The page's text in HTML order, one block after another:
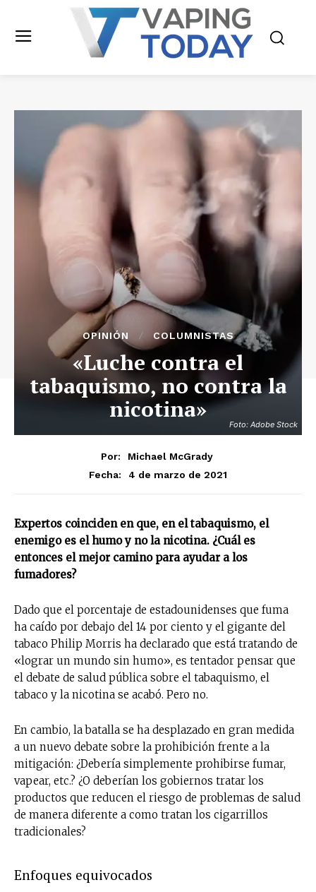
Foto: Adobe Stock
OPINIÓN COLUMNISTAS
«Luche contra el
tabaquismo, no contra la
nicotina»
Por:
Michael McGrady
Fecha:
4 de marzo de 2021
Expertos coinciden en que, en el tabaquismo, el
enemigo es el humo y no la nicotina. ¿Cuál es
entonces el mejor camino para ayudar a los
fumadores?
Dado que el porcentaje de estadounidenses que fuma
ha caído por debajo del 14 por ciento y el gigante del
tabaco Philip Morris ha declarado que está tratando de
«lograr un mundo sin humo», es tentador pensar que
el debate de salud pública sobre el tabaquismo, el
tabaco y la nicotina se acabó. Pero no.
En cambio, la batalla se ha desplazado en gran medida
a un nuevo debate sobre la prohibición frente a la
mitigación: ¿Debería simplemente prohibirse fumar,
vapear, etc.? ¿O deberían los gobiernos tratar los
productos que reducen el riesgo de problemas de salud
de manera diferente a como tratan los cigarrillos
tradicionales?
Enfoques equivocados